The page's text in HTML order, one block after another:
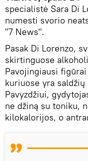
specialistė Sara Di
numesti svorio
"7 News".
Pasak Di Lorenzo,
skirtinguose
Pavojingiausi
kuriuose yra
Pavyzdžiui,
ne džiną su toniku,
kilokalorijos, o